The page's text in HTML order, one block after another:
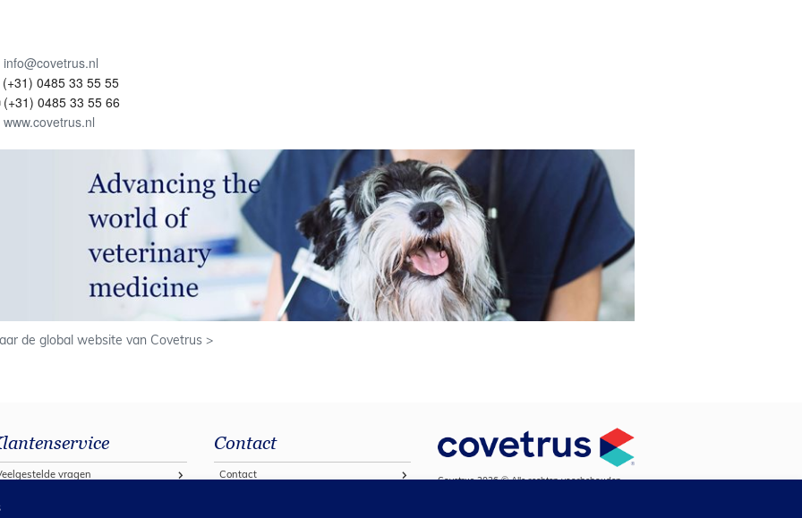
info@covetrus.nl
(+31) 0485 33 55 55
(+31) 0485 33 55 66
www.covetrus.nl
de global website van Covetrus >
vragen
Contact
Contact Covetrus 2026 © Alle rechten voorbehouden.